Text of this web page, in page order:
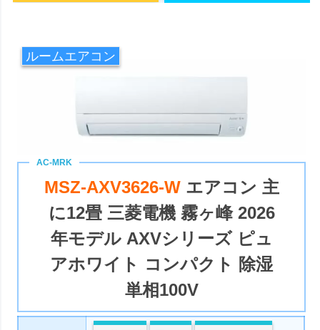
ルームエアコン
MSZ-AXV3626-W エアコン 主
に12畳 三菱電機 霧ヶ峰 2026
年モデル AXVシリーズ ピュ
アホワイト コンパクト 除湿
単相100V